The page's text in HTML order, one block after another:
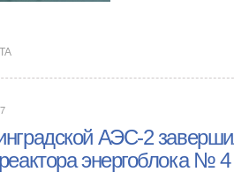
АЭС-2
энергоблока № 4